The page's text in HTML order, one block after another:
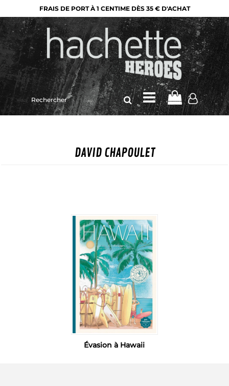
FRAIS DE PORT À 1 CENTIME DÈS 35 € D'ACHAT
Rechercher
sur
le
DAVID CHAPOULET
Évasion à Hawaii